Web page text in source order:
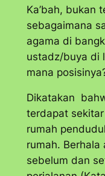
Ka’bah, bukan
sebagaimana
agama di
ustadz/buya di
mana
Dikatakan
terdapat
rumah
rumah.
sebelum dan